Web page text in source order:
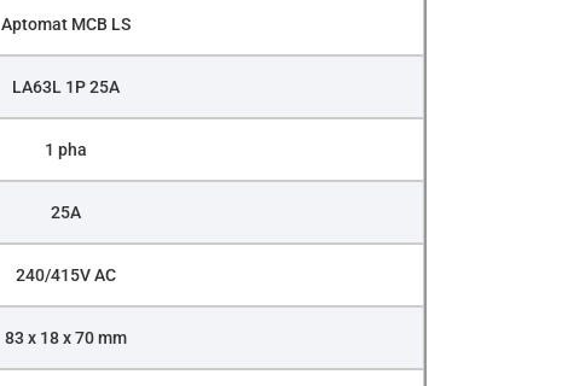
Aptomat MCB LS
LA63L 1P 25A
1 pha
25A
240/415V AC
83 x 18 x 70 mm